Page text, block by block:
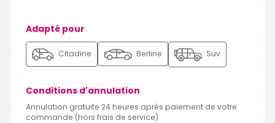
Adapté pour
Citadine Berline Suv
Conditions d'annulation
Annulation gratuite 24 heures après paiement de votre
commande (hors frais de service)